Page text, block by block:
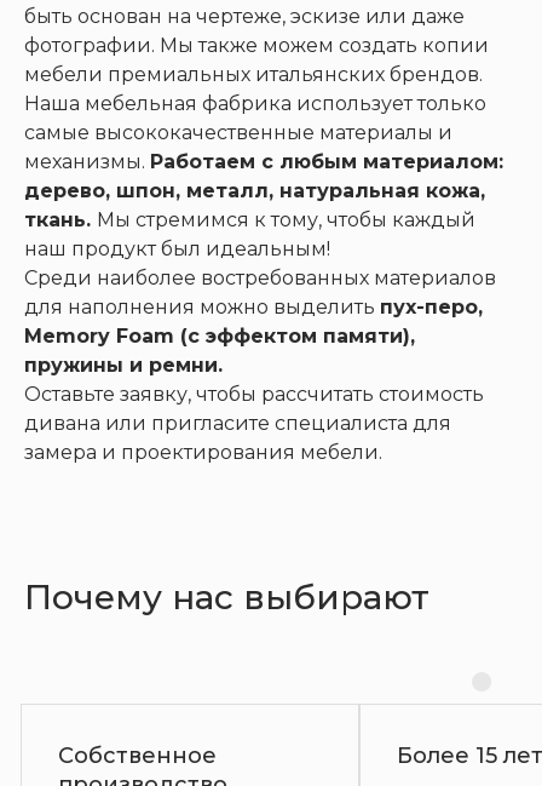
быть основан на чертеже, эскизе или даже
фотографии. Мы также можем создать копии
мебели премиальных итальянских брендов.
Наша мебельная фабрика использует только
самые высококачественные материалы и
механизмы. Работаем с любым материалом:
дерево, шпон, металл, натуральная кожа,
ткань. Мы стремимся к тому, чтобы каждый
наш продукт был идеальным!
Среди наиболее востребованных материалов
для наполнения можно выделить пух-перо,
Memory Foam (с эффектом памяти),
пружины и ремни.
Оставьте заявку, чтобы рассчитать стоимость
дивана или пригласите специалиста для
замера и проектирования мебели.
Почему нас выбирают
Более 15 лет на рынке